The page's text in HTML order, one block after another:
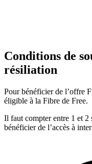
Conditions de
résiliation
Pour bénéficier de l’offre
éligible à la Fibre de Free.
Il faut compter entre 1 et 2
bénéficier de l’accès à